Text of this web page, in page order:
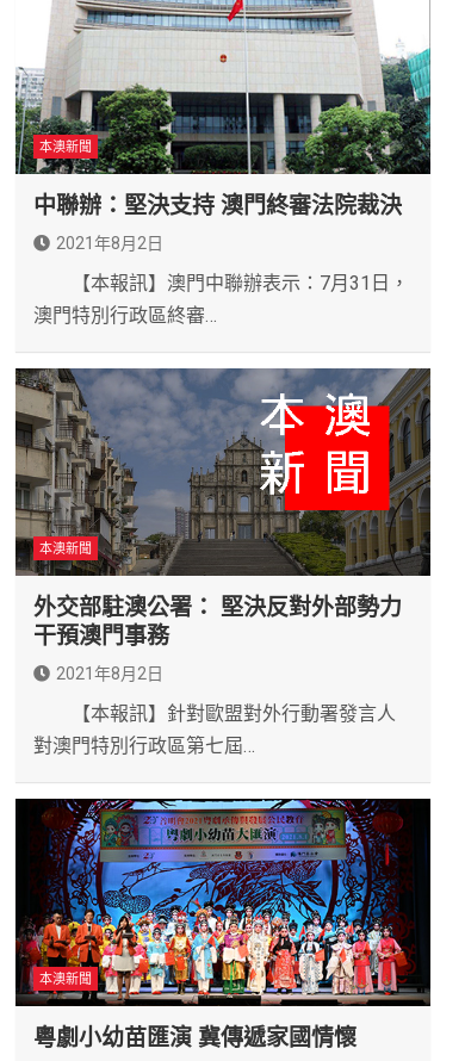
本澳新聞
中聯辦：堅決支持 澳門終審法院裁決
2021年8月2日
【本報訊】澳門中聯辦表示：7月31日，
澳門特別行政區終審…
本澳新聞
外交部駐澳公署： 堅決反對外部勢力
干預澳門事務
2021年8月2日
【本報訊】針對歐盟對外行動署發言人
對澳門特別行政區第七屆…
本澳新聞
粵劇小幼苗匯演 冀傳遞家國情懷